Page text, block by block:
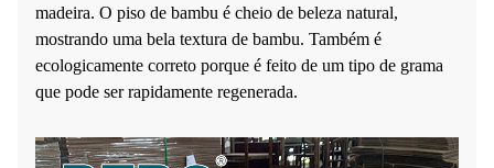
madeira. O piso de bambu é cheio de beleza natural,
mostrando uma bela textura de bambu. Também é
ecologicamente correto porque é feito de um tipo de grama
que pode ser rapidamente regenerada.